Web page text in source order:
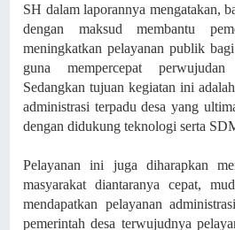
SH dalam laporannya mengatakan,
dengan maksud membantu
meningkatkan pelayanan publik
guna mempercepat perwujudan
Sedangkan tujuan kegiatan ini
administrasi terpadu desa yang
dengan didukung teknologi serta
Pelayanan ini juga diharapkan
masyarakat diantaranya cepat,
mendapatkan pelayanan
pemerintah desa terwujudnya